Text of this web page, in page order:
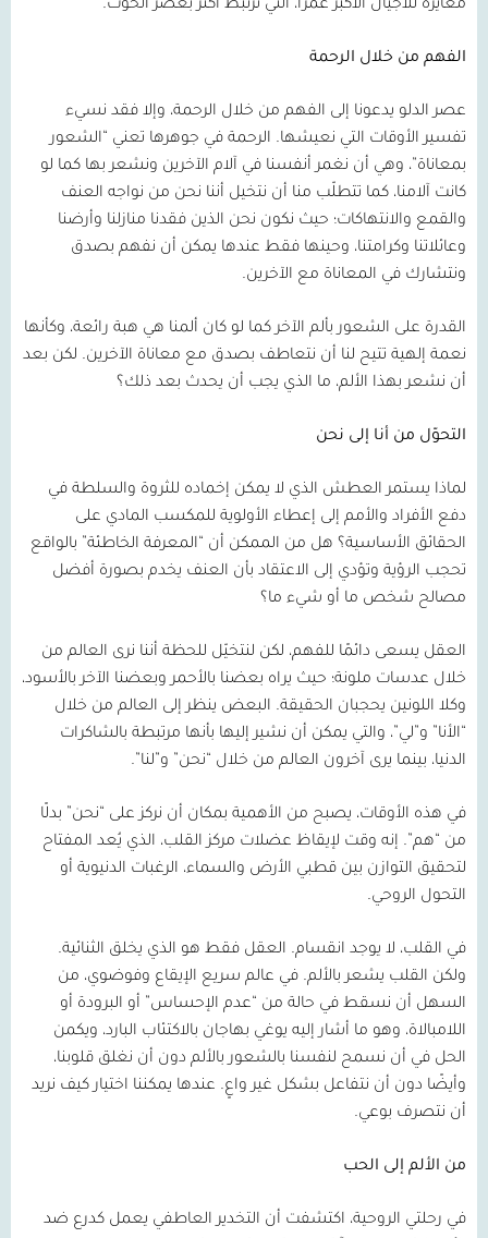
مغايرة للأجيال الأكبر عمرًا، التي ترتبط أكثر بعصر الحوت.
الفهم من خلال الرحمة
عصر الدلو يدعونا إلى الفهم من خلال الرحمة، وإلا فقد نسيء
تفسير الأوقات التي نعيشها. الرحمة في جوهرها تعني “الشعور
بمعاناة”، وهي أن نغمر أنفسنا في آلام الآخرين ونشعر بها كما لو
كانت آلامنا، كما تتطلّب منا أن نتخيل أننا نحن من نواجه العنف
والقمع والانتهاكات؛ حيث نكون نحن الذين فقدنا منازلنا وأرضنا
وعائلاتنا وكرامتنا، وحينها فقط عندها يمكن أن نفهم بصدق
ونتشارك في المعاناة مع الآخرين.
القدرة على الشعور بألم الآخر كما لو كان ألمنا هي هبة رائعة، وكأنها
نعمة إلهية تتيح لنا أن نتعاطف بصدق مع معاناة الآخرين. لكن بعد
أن نشعر بهذا الألم، ما الذي يجب أن يحدث بعد ذلك؟
التحوّل من أنا إلى نحن
لماذا يستمر العطش الذي لا يمكن إخماده للثروة والسلطة في
دفع الأفراد والأمم إلى إعطاء الأولوية للمكسب المادي على
الحقائق الأساسية؟ هل من الممكن أن “المعرفة الخاطئة” بالواقع
تحجب الرؤية وتؤدي إلى الاعتقاد بأن العنف يخدم بصورة أفضل
مصالح شخص ما أو شيء ما؟
العقل يسعى دائمًا للفهم، لكن لنتخيّل للحظة أننا نرى العالم من
خلال عدسات ملونة؛ حيث يراه بعضنا بالأحمر وبعضنا الآخر بالأسود،
وكلا اللونين يحجبان الحقيقة. البعض ينظر إلى العالم من خلال
“الأنا” و”لي”، والتي يمكن أن نشير إليها بأنها مرتبطة بالشاكرات
الدنيا، بينما يرى آخرون العالم من خلال “نحن” و”لنا”.
في هذه الأوقات، يصبح من الأهمية بمكان أن نركز على “نحن” بدلًا
من “هم”. إنه وقت لإيقاظ عضلات مركز القلب، الذي يُعد المفتاح
لتحقيق التوازن بين قطبي الأرض والسماء، الرغبات الدنيوية أو
التحول الروحي.
في القلب، لا يوجد انقسام. العقل فقط هو الذي يخلق الثنائية.
ولكن القلب يشعر بالألم. في عالم سريع الإيقاع وفوضوي، من
السهل أن نسقط في حالة من “عدم الإحساس” أو البرودة أو
اللامبالاة، وهو ما أشار إليه يوغي بهاجان بالاكتئاب البارد، ويكمن
الحل في أن نسمح لنفسنا بالشعور بالألم دون أن نغلق قلوبنا،
وأيضًا دون أن نتفاعل بشكل غير واعٍ. عندها يمكننا اختيار كيف نريد
أن نتصرف بوعي.
من الألم إلى الحب
في رحلتي الروحية، اكتشفت أن التخدير العاطفي يعمل كدرع ضد